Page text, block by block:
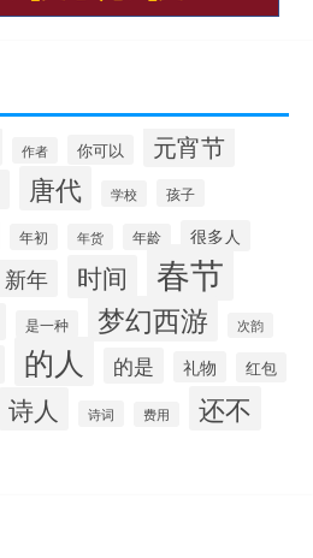
作者 你可以 元宵节
唐代 学校 孩子
年初 年货 年龄 很多人
新年 时间 春节
是一种 梦幻西游 次韵
的人 的是 礼物 红包
诗人 诗词 费用 还不